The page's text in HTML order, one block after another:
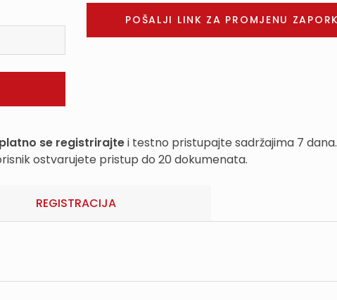
se registrirajtei testno pristupajte sadržajima 7 dana.
ostvarujete pristup do 20 dokumenata.
REGISTRACIJA